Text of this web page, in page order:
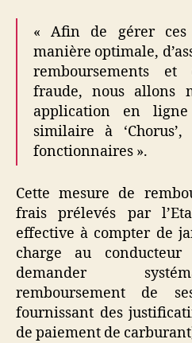
« Afin de gérer ces
manière optimale,
remboursements et
fraude, nous allons
application en
similaire à
fonctionnaires ».
Cette mesure de
frais prélevés par
effective à compter de
charge au
demander
remboursement de
fournissant des
de paiement de